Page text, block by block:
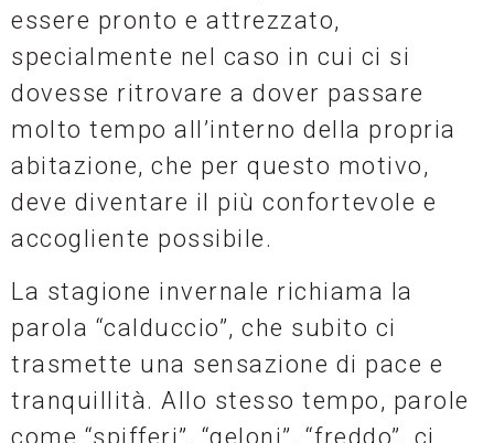
essere pronto e attrezzato,
specialmente nel caso in cui ci si
dovesse ritrovare a dover passare
molto tempo all’interno della propria
abitazione, che per questo motivo,
deve diventare il più confortevole e
accogliente possibile.
La stagione invernale richiama la
parola “calduccio”, che subito ci
trasmette una sensazione di pace e
tranquillità. Allo stesso tempo, parole
come “spifferi”, “geloni”, “freddo”, ci